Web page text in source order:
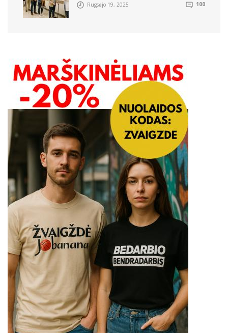
Rugsėjo 19, 2025 100